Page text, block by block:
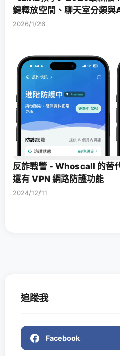
鍵釋放空間、聊天室分類與
2026/1/26
反詐戰警 - Whoscall 的替
還有 VPN 網路防護功能
2024/12/11
追蹤我
Facebook